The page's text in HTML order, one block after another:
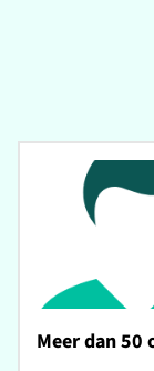
Meer dan 50